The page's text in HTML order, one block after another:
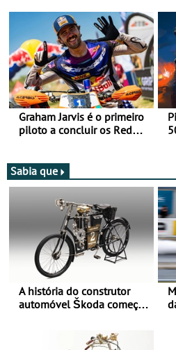
Graham Jarvis é o primeiro
piloto a concluir os Red
Sabia que
A história do construtor
automóvel Škoda começou